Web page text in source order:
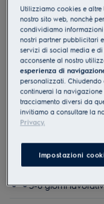
OdourClean
0 (0)
Vantaggi
OdourClean Plus
Filtrazione avanzata
Il filtro a carbone
Il filtro OdourClean
Servizi
3-6 giorni
Utilizziamo cookies e
nostro sito web, nonchè
condividiamo
nostri partner pubblicitari
servizi di social media e di
acconsente al nostro
esperienza di
personalizzati. Chiudendo
continuerai la
tracciamento diversi da
invitiamo a consultare la
Privacy.
Impostazioni